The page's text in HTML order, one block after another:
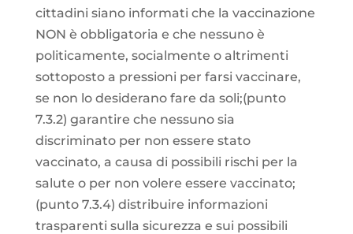
cittadini siano informati che la vaccinazione
NON è obbligatoria e che nessuno è
politicamente, socialmente o altrimenti
sottoposto a pressioni per farsi vaccinare,
se non lo desiderano fare da soli;(punto
7.3.2) garantire che nessuno sia
discriminato per non essere stato
vaccinato, a causa di possibili rischi per la
salute o per non volere essere vaccinato;
(punto 7.3.4) distribuire informazioni
trasparenti sulla sicurezza e sui possibili